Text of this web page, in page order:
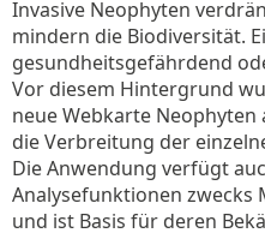
Invasive Neophyten
mindern die Biodiversität.
gesundheitsgefährdend
Vor diesem Hintergrund
neue Webkarte
die Verbreitung der
Die Anwendung verfügt
Analysefunktionen
und ist Basis für deren